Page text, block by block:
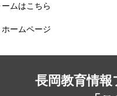
ムはこちら
ームページ
長岡教育情